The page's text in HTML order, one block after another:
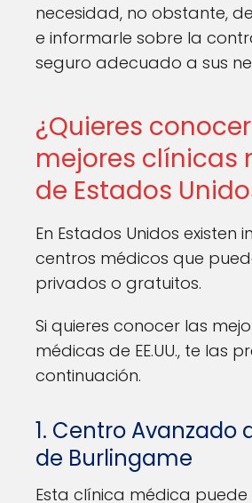
necesidad, no obstante,
e informarle sobre la
seguro adecuado a sus
¿Quieres
mejores clínicas
de Estados
En Estados Unidos existen
centros médicos que
privados o gratuitos.
Si quieres conocer las
médicas de EE.UU., te las
continuación.
1. Centro Avanzado
de Burlingame
Esta clínica médica